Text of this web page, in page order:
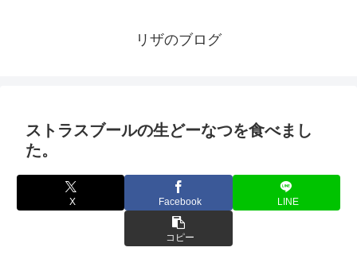
リザのブログ
ストラスブールの生どーなつを食べまし
た。
X Facebook LINE
コピー